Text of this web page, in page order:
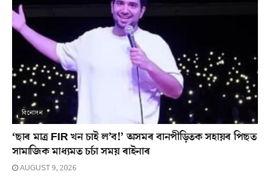
বিনোদন
‘ছাৰ মাত্ৰ FIR খন চাই ল’ব!’ অসমৰ বানপীড়িতক সহায়ৰ পিছত
সামাজিক মাধ্যমত চৰ্চা সময় ৰাইনাৰ
AUGUST 9, 2026